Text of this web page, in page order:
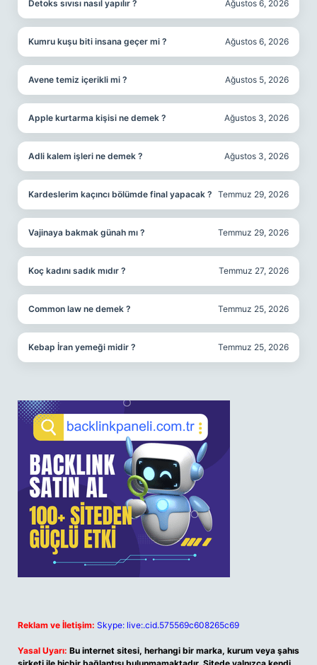
Detoks sıvısı nasıl yapılır ? Ağustos 6, 2026
Kumru kuşu biti insana geçer mi ? Ağustos 6, 2026
Avene temiz içerikli mi ? Ağustos 5, 2026
Apple kurtarma kişisi ne demek ? Ağustos 3, 2026
Adli kalem işleri ne demek ? Ağustos 3, 2026
Kardeslerim kaçıncı bölümde final yapacak ? Temmuz 29, 2026
Vajinaya bakmak günah mı ? Temmuz 29, 2026
Koç kadını sadık mıdır ? Temmuz 27, 2026
Common law ne demek ? Temmuz 25, 2026
Kebap İran yemeği midir ? Temmuz 25, 2026
Reklam ve İletişim: Skype: live:.cid.575569c608265c69
Yasal Uyarı: Bu internet sitesi, herhangi bir marka, kurum veya şahıs